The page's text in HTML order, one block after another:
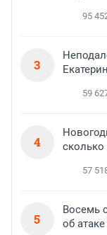
95
3
59
4
57
5
Восемь
об